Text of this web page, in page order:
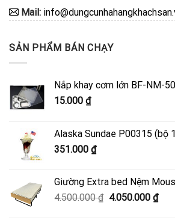
Mail:
SẢN PHẨM BÁN CHẠY
Nắp khay cơm lớn BF-NM-
15.000 ₫
Alaska Sundae P00315 (bộ
351.000 ₫
Giường Extra bed Nệm
4.500.000₫ Giá
4.050.000 ₫Giá